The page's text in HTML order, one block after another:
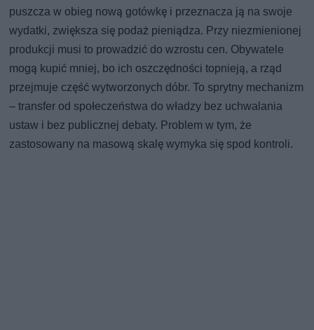
puszcza w obieg nową gotówkę i przeznacza ją na swoje
wydatki, zwiększa się podaż pieniądza. Przy niezmienionej
produkcji musi to prowadzić do wzrostu cen. Obywatele
mogą kupić mniej, bo ich oszczędności topnieją, a rząd
przejmuje część wytworzonych dóbr. To sprytny mechanizm
– transfer od społeczeństwa do władzy bez uchwalania
ustaw i bez publicznej debaty. Problem w tym, że
zastosowany na masową skalę wymyka się spod kontroli.